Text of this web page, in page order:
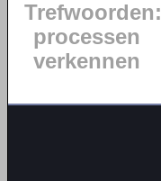
Trefwoorden:
processen
verkennen